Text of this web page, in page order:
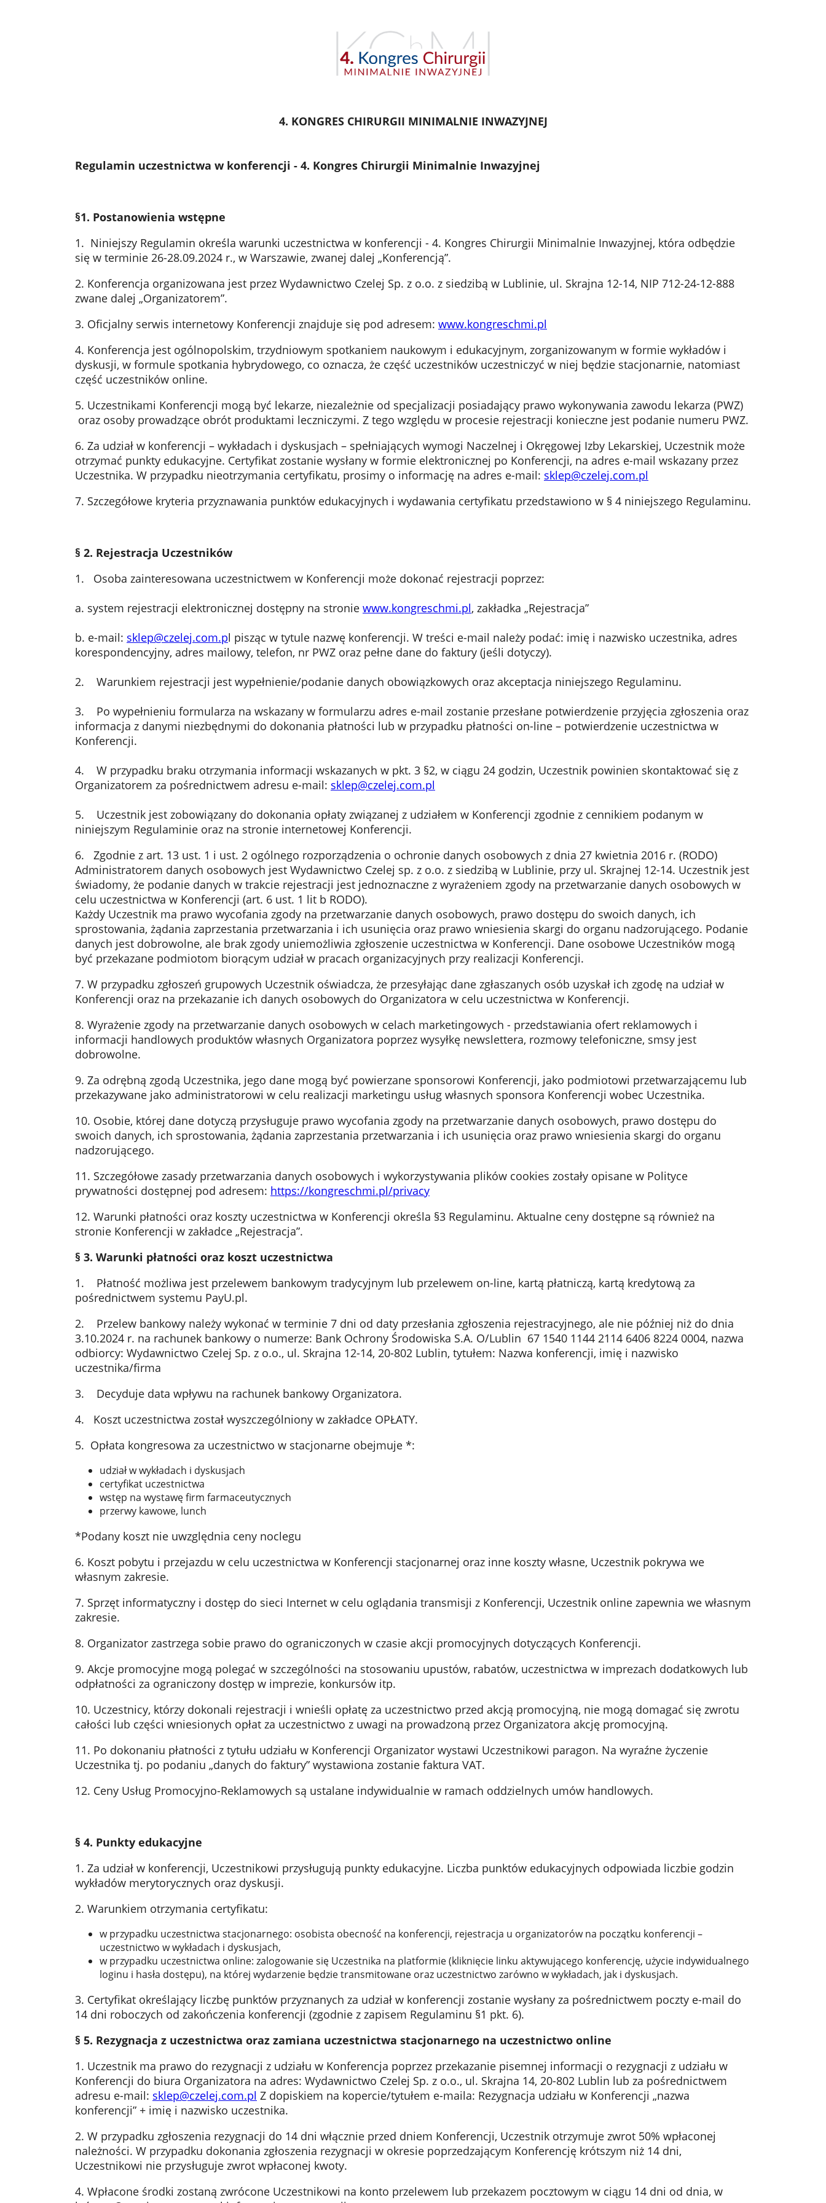
4. KONGRES CHIRURGII MINIMALNIE INWAZYJNEJ
Regulamin uczestnictwa w konferencji - 4. Kongres Chirurgii Minimalnie Inwazyjnej
§1. Postanowienia wstępne
1. Niniejszy Regulamin określa warunki uczestnictwa w konferencji - 4. Kongres Chirurgii Minimalnie Inwazyjnej, która odbędzie
się w terminie 26-28.09.2024 r., w Warszawie, zwanej dalej „Konferencją”.
2. Konferencja organizowana jest przez Wydawnictwo Czelej Sp. z o.o. z siedzibą w Lublinie, ul. Skrajna 12-14, NIP 712-24-12-888
zwane dalej „Organizatorem”.
3. Oficjalny serwis internetowy Konferencji znajduje się pod adresem: www.kongreschmi.pl
4. Konferencja jest ogólnopolskim, trzydniowym spotkaniem naukowym i edukacyjnym, zorganizowanym w formie wykładów i
dyskusji, w formule spotkania hybrydowego, co oznacza, że część uczestników uczestniczyć w niej będzie stacjonarnie, natomiast
część uczestników online.
5. Uczestnikami Konferencji mogą być lekarze, niezależnie od specjalizacji posiadający prawo wykonywania zawodu lekarza (PWZ)
oraz osoby prowadzące obrót produktami leczniczymi. Z tego względu w procesie rejestracji konieczne jest podanie numeru PWZ.
6. Za udział w konferencji – wykładach i dyskusjach – spełniających wymogi Naczelnej i Okręgowej Izby Lekarskiej, Uczestnik może
otrzymać punkty edukacyjne. Certyfikat zostanie wysłany w formie elektronicznej po Konferencji, na adres e-mail wskazany przez
Uczestnika. W przypadku nieotrzymania certyfikatu, prosimy o informację na adres e-mail: sklep@czelej.com.pl
7. Szczegółowe kryteria przyznawania punktów edukacyjnych i wydawania certyfikatu przedstawiono w § 4 niniejszego Regulaminu.
§ 2. Rejestracja Uczestników
1. Osoba zainteresowana uczestnictwem w Konferencji może dokonać rejestracji poprzez:
a. system rejestracji elektronicznej dostępny na stronie www.kongreschmi.pl, zakładka „Rejestracja”
b. e-mail: sklep@czelej.com.pl pisząc w tytule nazwę konferencji. W treści e-mail należy podać: imię i nazwisko uczestnika, adres
korespondencyjny, adres mailowy, telefon, nr PWZ oraz pełne dane do faktury (jeśli dotyczy).
2. Warunkiem rejestracji jest wypełnienie/podanie danych obowiązkowych oraz akceptacja niniejszego Regulaminu.
3. Po wypełnieniu formularza na wskazany w formularzu adres e-mail zostanie przesłane potwierdzenie przyjęcia zgłoszenia oraz
informacja z danymi niezbędnymi do dokonania płatności lub w przypadku płatności on-line – potwierdzenie uczestnictwa w
Konferencji.
4. W przypadku braku otrzymania informacji wskazanych w pkt. 3 §2, w ciągu 24 godzin, Uczestnik powinien skontaktować się z
Organizatorem za pośrednictwem adresu e-mail: sklep@czelej.com.pl
5. Uczestnik jest zobowiązany do dokonania opłaty związanej z udziałem w Konferencji zgodnie z cennikiem podanym w
niniejszym Regulaminie oraz na stronie internetowej Konferencji.
6. Zgodnie z art. 13 ust. 1 i ust. 2 ogólnego rozporządzenia o ochronie danych osobowych z dnia 27 kwietnia 2016 r. (RODO)
Administratorem danych osobowych jest Wydawnictwo Czelej sp. z o.o. z siedzibą w Lublinie, przy ul. Skrajnej 12-14. Uczestnik jest
świadomy, że podanie danych w trakcie rejestracji jest jednoznaczne z wyrażeniem zgody na przetwarzanie danych osobowych w
celu uczestnictwa w Konferencji (art. 6 ust. 1 lit b RODO).
Każdy Uczestnik ma prawo wycofania zgody na przetwarzanie danych osobowych, prawo dostępu do swoich danych, ich
sprostowania, żądania zaprzestania przetwarzania i ich usunięcia oraz prawo wniesienia skargi do organu nadzorującego. Podanie
danych jest dobrowolne, ale brak zgody uniemożliwia zgłoszenie uczestnictwa w Konferencji. Dane osobowe Uczestników mogą
być przekazane podmiotom biorącym udział w pracach organizacyjnych przy realizacji Konferencji.
7. W przypadku zgłoszeń grupowych Uczestnik oświadcza, że przesyłając dane zgłaszanych osób uzyskał ich zgodę na udział w
Konferencji oraz na przekazanie ich danych osobowych do Organizatora w celu uczestnictwa w Konferencji.
8. Wyrażenie zgody na przetwarzanie danych osobowych w celach marketingowych - przedstawiania ofert reklamowych i
informacji handlowych produktów własnych Organizatora poprzez wysyłkę newslettera, rozmowy telefoniczne, smsy jest
dobrowolne.
9. Za odrębną zgodą Uczestnika, jego dane mogą być powierzane sponsorowi Konferencji, jako podmiotowi przetwarzającemu lub
przekazywane jako administratorowi w celu realizacji marketingu usług własnych sponsora Konferencji wobec Uczestnika.
10. Osobie, której dane dotyczą przysługuje prawo wycofania zgody na przetwarzanie danych osobowych, prawo dostępu do
swoich danych, ich sprostowania, żądania zaprzestania przetwarzania i ich usunięcia oraz prawo wniesienia skargi do organu
nadzorującego.
11. Szczegółowe zasady przetwarzania danych osobowych i wykorzystywania plików cookies zostały opisane w Polityce
prywatności dostępnej pod adresem: https://kongreschmi.pl/privacy
12. Warunki płatności oraz koszty uczestnictwa w Konferencji określa §3 Regulaminu. Aktualne ceny dostępne są również na
stronie Konferencji w zakładce „Rejestracja”.
§ 3. Warunki płatności oraz koszt uczestnictwa
1. Płatność możliwa jest przelewem bankowym tradycyjnym lub przelewem on-line, kartą płatniczą, kartą kredytową za
pośrednictwem systemu PayU.pl.
2. Przelew bankowy należy wykonać w terminie 7 dni od daty przesłania zgłoszenia rejestracyjnego, ale nie później niż do dnia
3.10.2024 r. na rachunek bankowy o numerze: Bank Ochrony Środowiska S.A. O/Lublin 67 1540 1144 2114 6406 8224 0004, nazwa
odbiorcy: Wydawnictwo Czelej Sp. z o.o., ul. Skrajna 12-14, 20-802 Lublin, tytułem: Nazwa konferencji, imię i nazwisko
uczestnika/firma
3. Decyduje data wpływu na rachunek bankowy Organizatora.
4. Koszt uczestnictwa został wyszczególniony w zakładce OPŁATY.
5. Opłata kongresowa za uczestnictwo w stacjonarne obejmuje *:
udział w wykładach i dyskusjach
certyfikat uczestnictwa
wstęp na wystawę firm farmaceutycznych
przerwy kawowe, lunch
*Podany koszt nie uwzględnia ceny noclegu
6. Koszt pobytu i przejazdu w celu uczestnictwa w Konferencji stacjonarnej oraz inne koszty własne, Uczestnik pokrywa we
własnym zakresie.
7. Sprzęt informatyczny i dostęp do sieci Internet w celu oglądania transmisji z Konferencji, Uczestnik online zapewnia we własnym
zakresie.
8. Organizator zastrzega sobie prawo do ograniczonych w czasie akcji promocyjnych dotyczących Konferencji.
9. Akcje promocyjne mogą polegać w szczególności na stosowaniu upustów, rabatów, uczestnictwa w imprezach dodatkowych lub
odpłatności za ograniczony dostęp w imprezie, konkursów itp.
10. Uczestnicy, którzy dokonali rejestracji i wnieśli opłatę za uczestnictwo przed akcją promocyjną, nie mogą domagać się zwrotu
całości lub części wniesionych opłat za uczestnictwo z uwagi na prowadzoną przez Organizatora akcję promocyjną.
11. Po dokonaniu płatności z tytułu udziału w Konferencji Organizator wystawi Uczestnikowi paragon. Na wyraźne życzenie
Uczestnika tj. po podaniu „danych do faktury” wystawiona zostanie faktura VAT.
12. Ceny Usług Promocyjno-Reklamowych są ustalane indywidualnie w ramach oddzielnych umów handlowych.
§ 4. Punkty edukacyjne
1. Za udział w konferencji, Uczestnikowi przysługują punkty edukacyjne. Liczba punktów edukacyjnych odpowiada liczbie godzin
wykładów merytorycznych oraz dyskusji.
2. Warunkiem otrzymania certyfikatu:
w przypadku uczestnictwa stacjonarnego: osobista obecność na konferencji, rejestracja u organizatorów na początku konferencji –
uczestnictwo w wykładach i dyskusjach,
w przypadku uczestnictwa online: zalogowanie się Uczestnika na platformie (kliknięcie linku aktywującego konferencję, użycie indywidualnego
loginu i hasła dostępu), na której wydarzenie będzie transmitowane oraz uczestnictwo zarówno w wykładach, jak i dyskusjach.
3. Certyfikat określający liczbę punktów przyznanych za udział w konferencji zostanie wysłany za pośrednictwem poczty e-mail do
14 dni roboczych od zakończenia konferencji (zgodnie z zapisem Regulaminu §1 pkt. 6).
§ 5. Rezygnacja z uczestnictwa oraz zamiana uczestnictwa stacjonarnego na uczestnictwo online
1. Uczestnik ma prawo do rezygnacji z udziału w Konferencja poprzez przekazanie pisemnej informacji o rezygnacji z udziału w
Konferencji do biura Organizatora na adres: Wydawnictwo Czelej Sp. z o.o., ul. Skrajna 14, 20-802 Lublin lub za pośrednictwem
adresu e-mail: sklep@czelej.com.pl Z dopiskiem na kopercie/tytułem e-maila: Rezygnacja udziału w Konferencji „nazwa
konferencji” + imię i nazwisko uczestnika.
2. W przypadku zgłoszenia rezygnacji do 14 dni włącznie przed dniem Konferencji, Uczestnik otrzymuje zwrot 50% wpłaconej
należności. W przypadku dokonania zgłoszenia rezygnacji w okresie poprzedzającym Konferencję krótszym niż 14 dni,
Uczestnikowi nie przysługuje zwrot wpłaconej kwoty.
4. Wpłacone środki zostaną zwrócone Uczestnikowi na konto przelewem lub przekazem pocztowym w ciągu 14 dni od dnia, w